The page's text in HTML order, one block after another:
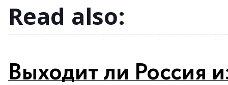
Read also:
Выходит ли Россия